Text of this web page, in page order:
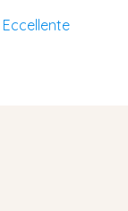
Eccellente